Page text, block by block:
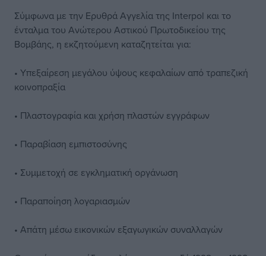
Σύμφωνα με την Ερυθρά Αγγελία της Interpol και το
ένταλμα του Ανώτερου Αστικού Πρωτοδικείου της
Βομβάης, η εκζητούμενη καταζητείται για:
• Υπεξαίρεση μεγάλου ύψους κεφαλαίων από τραπεζική
κοινοπραξία
• Πλαστογραφία και χρήση πλαστών εγγράφων
• Παραβίαση εμπιστοσύνης
• Συμμετοχή σε εγκληματική οργάνωση
• Παραποίηση λογαριασμών
• Απάτη μέσω εικονικών εξαγωγικών συναλλαγών